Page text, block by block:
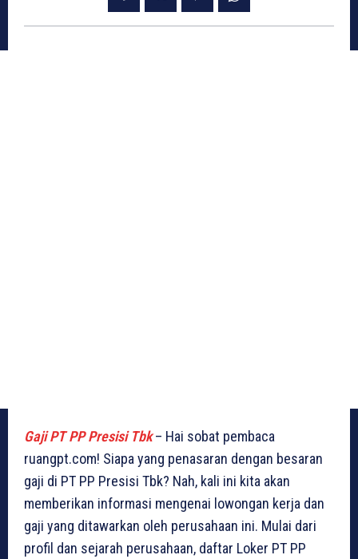
Gaji PT PP Presisi Tbk– Hai sobat pembaca
ruangpt.com! Siapa yang penasaran dengan besaran
gaji di PT PP Presisi Tbk? Nah, kali ini kita akan
memberikan informasi mengenai lowongan kerja dan
gaji yang ditawarkan oleh perusahaan ini. Mulai dari
profil dan sejarah perusahaan, daftar Loker PT PP